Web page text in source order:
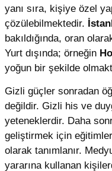
yanı sıra, kişiye özel
çözülebilmektedir.
bakıldığında, oran
Yurt dışında; örneğin
yoğun bir şekilde
Gizli güçler sonradan
değildir. Gizli his ve
yeteneklerdir. Daha
geliştirmek için
olarak tanımlanır.
yararına kullanan